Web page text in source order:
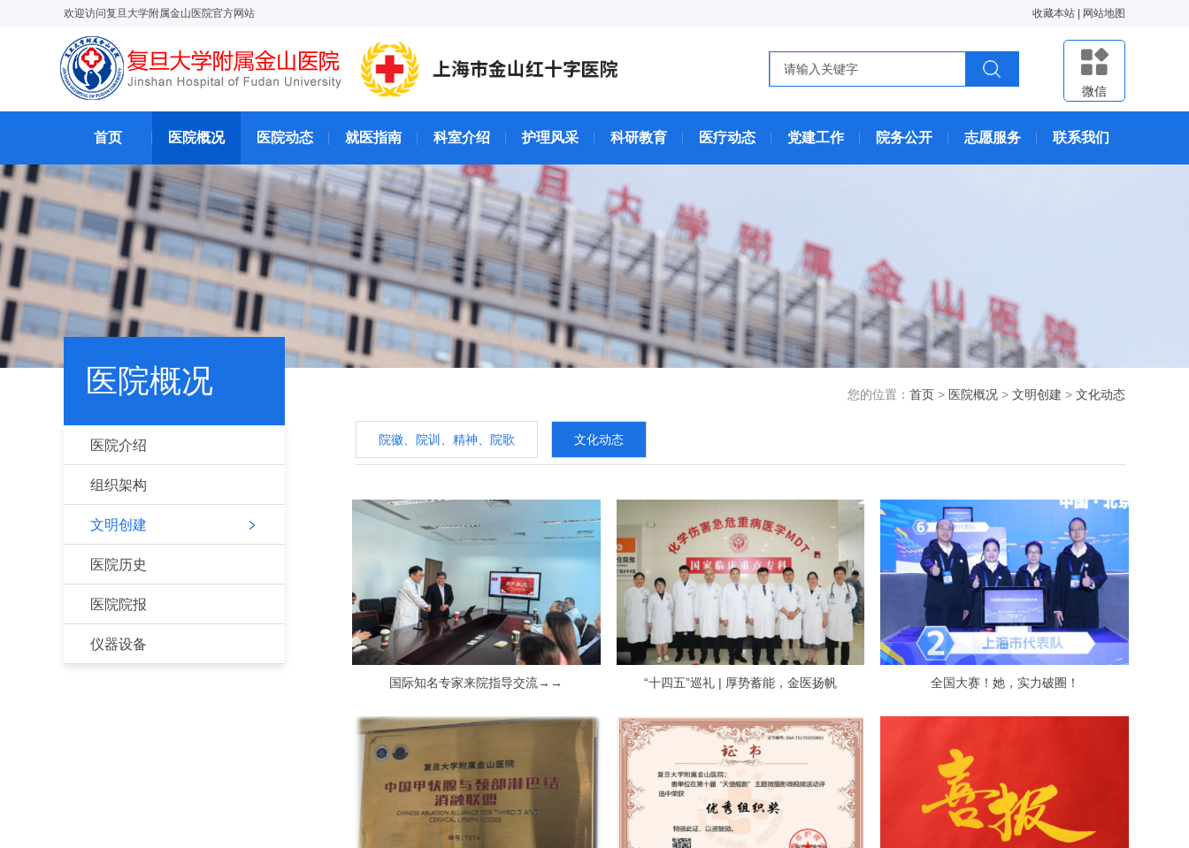
欢迎访问复旦大学附属金山医院官方网站 收藏本站 网站地图
微信
首页 医院概况 医院动态 就医指南 科室介绍 护理风采 科研教育 医疗动态 党建工作 院务公开 志愿服务 联系我们
医院概况
医院介绍
组织架构
文明创建
医院历史
医院院报
仪器设备
您的位置： 首页 > 医院概况 > 文明创建 > 文化动态
院徽、院训、精神、院歌 文化动态
国际知名专家来院指导交流→→ “十四五”巡礼 | 厚势蓄能，金医扬帆 全国大赛！她，实力破圈！